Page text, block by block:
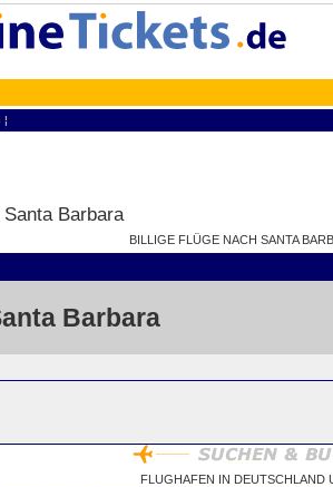
¦
Barbara
BILLIGE FLÜGE NACH SANTA
Barbara
FLUGHAFEN IN DEUTSCHLAND